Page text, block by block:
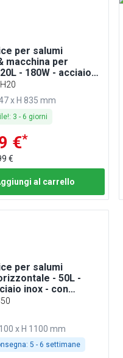
per salumi
macchina per
- 180W - acciaio
a pedale & 4
& 3 inserti
x H 835 mm
: 3 - 6 giorni
€*
€
al carrello
per salumi
- 50L -
inox - con
pedale & 3 imbuti
x H 1100 mm
5 - 6 settimane